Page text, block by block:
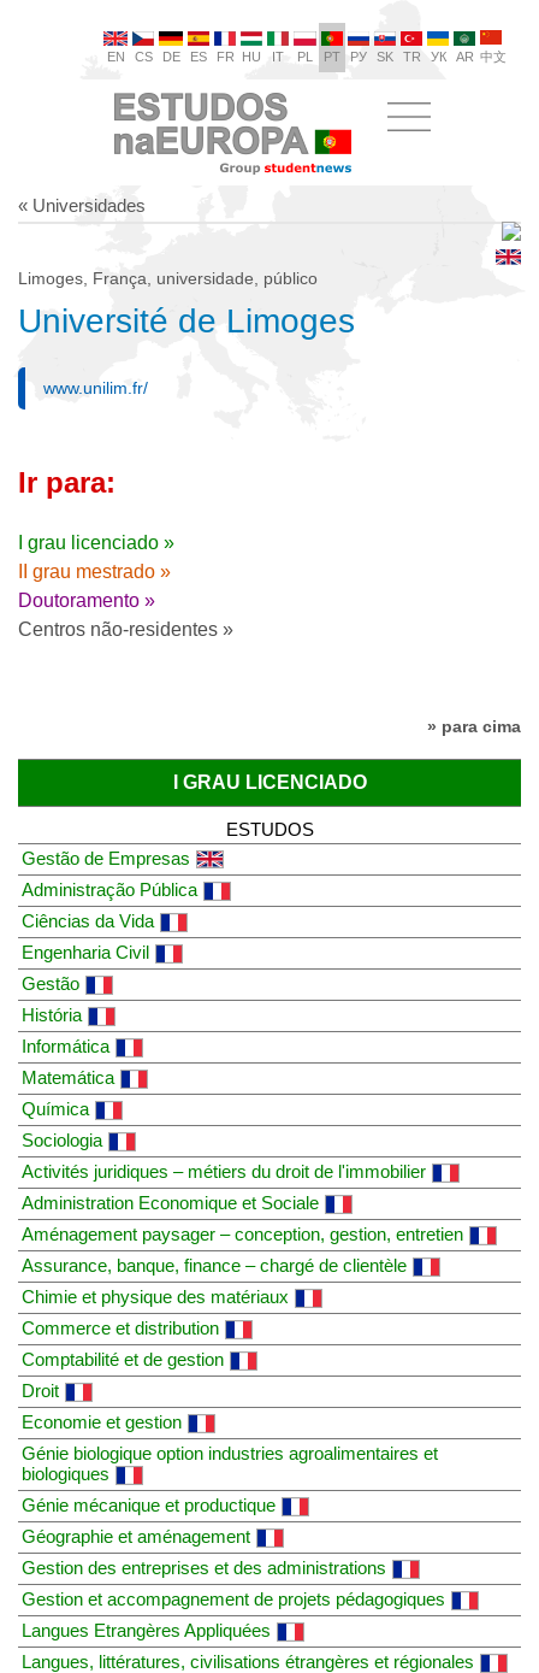
EN CS DE ES FR HU IT PL PT РУ SK TR УК AR 中文
« Universidades
Limoges, França, universidade, público
Université de Limoges
www.unilim.fr/
Ir para:
I grau licenciado »
II grau mestrado »
Doutoramento »
Centros não-residentes »
» para cima
I GRAU LICENCIADO
ESTUDOS
Gestão de Empresas
Administração Pública
Ciências da Vida
Engenharia Civil
Gestão
História
Informática
Matemática
Química
Sociologia
Activités juridiques – métiers du droit de l'immobilier
Administration Economique et Sociale
Aménagement paysager – conception, gestion, entretien
Assurance, banque, finance – chargé de clientèle
Chimie et physique des matériaux
Commerce et distribution
Comptabilité et de gestion
Droit
Economie et gestion
Génie biologique option industries agroalimentaires et
biologiques
Génie mécanique et productique
Géographie et aménagement
Gestion des entreprises et des administrations
Gestion et accompagnement de projets pédagogiques
Langues Etrangères Appliquées
Langues, littératures, civilisations étrangères et régionales